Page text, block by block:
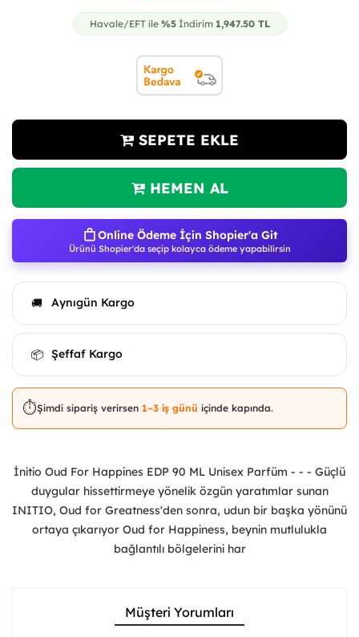
Havale/EFT ile %5İndirim 1,947.50TL
SEPETE EKLE
HEMEN AL
Online Ödeme İçin Shopier'a Git
Ürünü Shopier'da seçip kolayca ödeme yapabilirsin
🚚 Aynıgün Kargo
📦 Şeffaf Kargo
⏱️Şimdi sipariş verirsen 1–3 iş günü içinde kapında.
İnitio Oud For Happines EDP 90 ML Unisex Parfüm - - - Güçlü
duygular hissettirmeye yönelik özgün yaratımlar sunan
INITIO, Oud for Greatness'den sonra, udun bir başka yönünü
ortaya çıkarıyor Oud for Happiness, beynin mutlulukla
bağlantılı bölgelerini har
Müşteri Yorumları